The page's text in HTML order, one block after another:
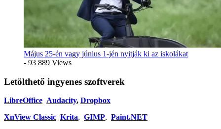
Május 25-én vagy június 1-jén nyitják ki az iskolákat
- 93 889 Views
Letölthető ingyenes szoftverek
LibreOffice Audacity, Dropbox
XnView Classic Krita, GIMP, Paint.NET